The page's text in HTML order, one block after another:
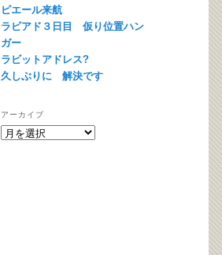
ピエール来航
ラビアド３日目 仮り位置ハン
ガー
ラビットアドレス?
久しぶりに 解決です
アーカイブ
ア